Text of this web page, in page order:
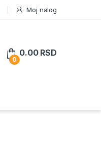
Moj nalog
0
0.00 RSD